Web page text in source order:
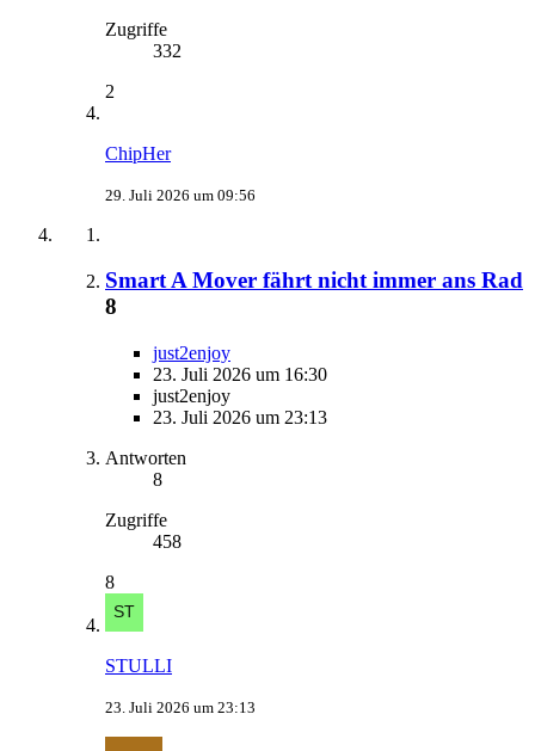
Zugriffe
332
2
ChipHer
29. Juli 2026 um 09:56
Smart A Mover fährt nicht immer ans Rad
8
just2enjoy
23. Juli 2026 um 16:30
just2enjoy
23. Juli 2026 um 23:13
Antworten
8
Zugriffe
458
8
STULLI
23. Juli 2026 um 23:13